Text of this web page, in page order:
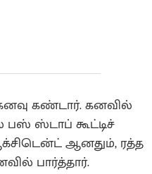
கண்டார். கனவில்
பஸ் ஸ்டாப் கூட்டிச்
ஆனதும், ரத்த
பார்த்தார்.